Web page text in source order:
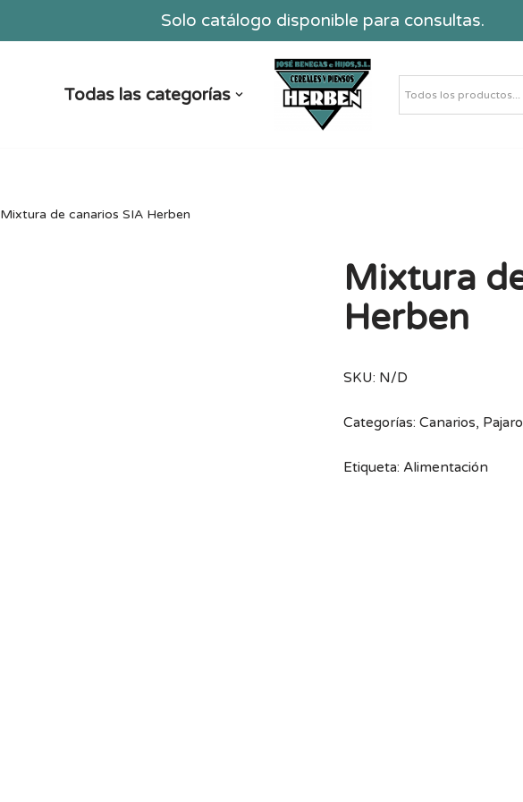
Solo catálogo disponible para consultas.
Todas las categorías
Mixtura de canarios SIA Herben
Mixtura
Herben
SKU: N/D
Categorías: Canarios,
Etiqueta: Alimentación